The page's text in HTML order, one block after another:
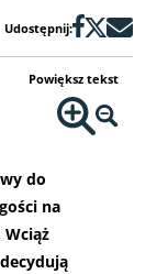
Udostępnij:
Powiększ tekst
do
na